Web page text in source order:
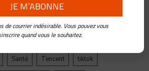
Intelligence Artificielle
Streaming LuFax
Management
Santé Tencent
tiktok
de courrier indésirable. Vous pouvez vous
quand vous le souhaitez.